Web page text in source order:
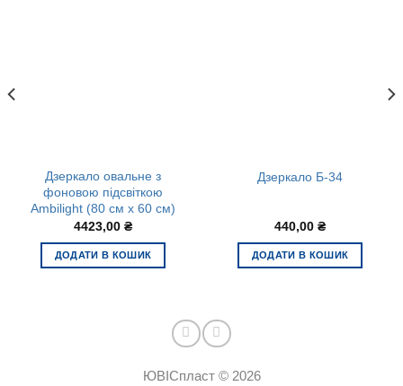
Дзеркало овальне з
фоновою підсвіткою
Ambilight (80 см х 60 см)
4423,00 ₴
ДОДАТИ В КОШИК
Дзеркало Б-34
440,00 ₴
ДОДАТИ В КОШИК
ЮВІСпласт © 2026